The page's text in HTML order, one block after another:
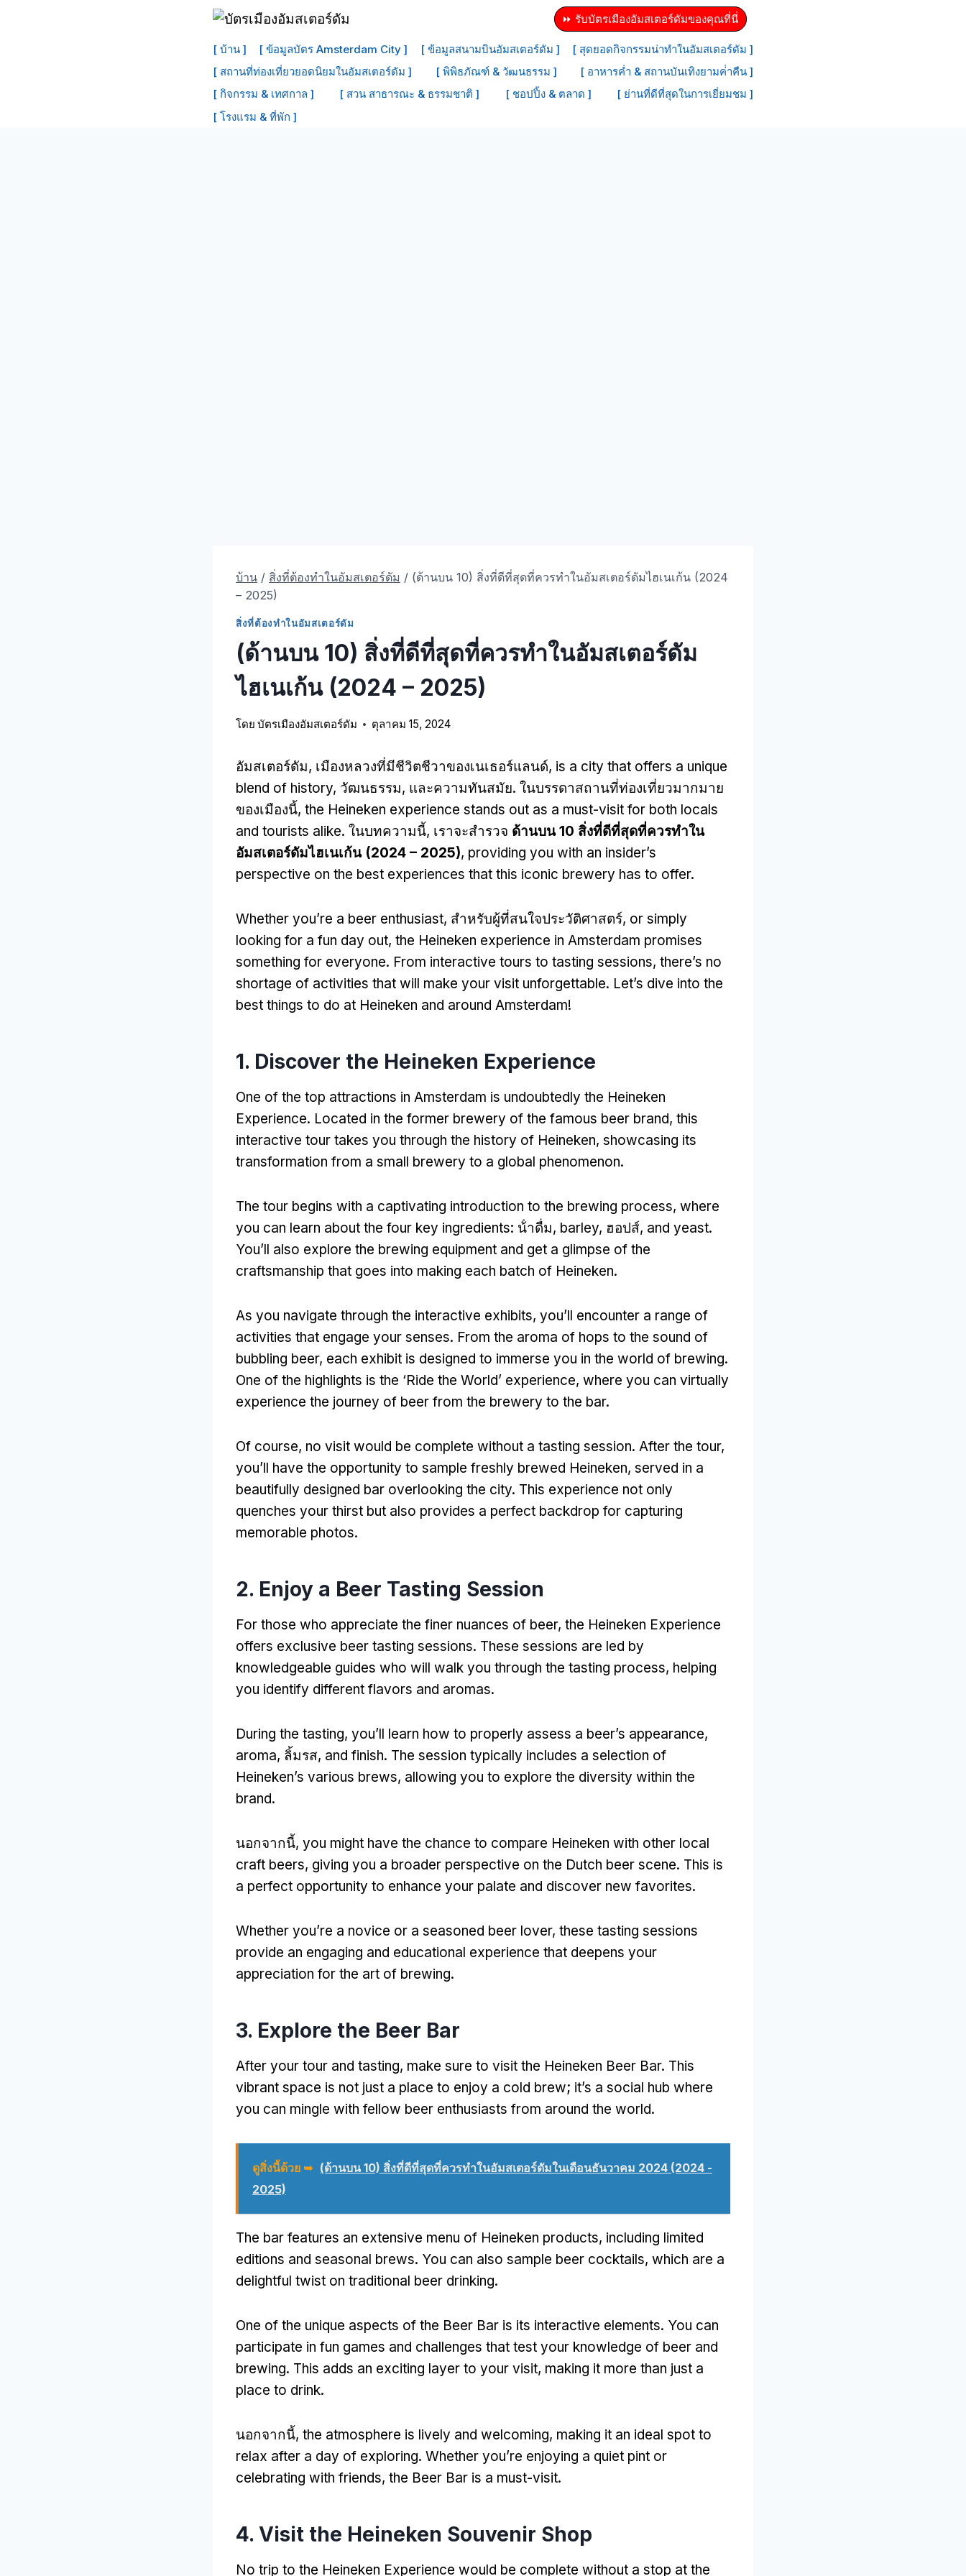
⏩ รับบัตรเมืองอัมสเตอร์ดัมของคุณที่นี่
[ บ้าน ] [ ข้อมูลบัตร Amsterdam City ] [ ข้อมูลสนามบินอัมสเตอร์ดัม ]
[ สุดยอดกิจกรรมน่าทําในอัมสเตอร์ดัม ]
[ สถานที่ท่องเที่ยวยอดนิยมในอัมสเตอร์ดัม ]
[ พิพิธภัณฑ์ & วัฒนธรรม ]
[ อาหารค่ำ & สถานบันเทิงยามค่ําคืน ]
[ กิจกรรม & เทศกาล ]
[ สวน สาธารณะ & ธรรมชาติ ] [ ชอปปิ้ง & ตลาด ]
[ ย่านที่ดีที่สุดในการเยี่ยมชม ]
[ โรงแรม & ที่พัก ]
บ้าน / สิ่งที่ต้องทําในอัมสเตอร์ดัม / (ด้านบน 10) สิ่งที่ดีที่สุดที่ควรทําในอัมสเตอร์ดัมไฮเนเก้น (2024
– 2025)
สิ่งที่ต้องทําในอัมสเตอร์ดัม
(ด้านบน 10) สิ่งที่ดีที่สุดที่ควรทําในอัมสเตอร์ดัม
ไฮเนเก้น (2024 – 2025)
โดย บัตรเมืองอัมสเตอร์ดัม ตุลาคม 15, 2024
อัมสเตอร์ดัม, เมืองหลวงที่มีชีวิตชีวาของเนเธอร์แลนด์, is a city that offers a unique
blend of history, วัฒนธรรม, และความทันสมัย. ในบรรดาสถานที่ท่องเที่ยวมากมาย
ของเมืองนี้, the Heineken experience stands out as a must-visit for both locals
and tourists alike. ในบทความนี้, เราจะสำรวจ ด้านบน 10 สิ่งที่ดีที่สุดที่ควรทําใน
อัมสเตอร์ดัมไฮเนเก้น (2024 – 2025), providing you with an insider’s
perspective on the best experiences that this iconic brewery has to offer.
Whether you’re a beer enthusiast, สำหรับผู้ที่สนใจประวัติศาสตร์, or simply
looking for a fun day out, the Heineken experience in Amsterdam promises
something for everyone. From interactive tours to tasting sessions, there’s no
shortage of activities that will make your visit unforgettable. Let’s dive into the
best things to do at Heineken and around Amsterdam!
1. Discover the Heineken Experience
One of the top attractions in Amsterdam is undoubtedly the Heineken
Experience. Located in the former brewery of the famous beer brand, this
interactive tour takes you through the history of Heineken, showcasing its
transformation from a small brewery to a global phenomenon.
The tour begins with a captivating introduction to the brewing process, where
you can learn about the four key ingredients: น้ําดื่ม, barley, ฮอปส์, and yeast.
You’ll also explore the brewing equipment and get a glimpse of the
craftsmanship that goes into making each batch of Heineken.
As you navigate through the interactive exhibits, you’ll encounter a range of
activities that engage your senses. From the aroma of hops to the sound of
bubbling beer, each exhibit is designed to immerse you in the world of brewing.
One of the highlights is the ‘Ride the World’ experience, where you can virtually
experience the journey of beer from the brewery to the bar.
Of course, no visit would be complete without a tasting session. After the tour,
you’ll have the opportunity to sample freshly brewed Heineken, served in a
beautifully designed bar overlooking the city. This experience not only
quenches your thirst but also provides a perfect backdrop for capturing
memorable photos.
2. Enjoy a Beer Tasting Session
For those who appreciate the finer nuances of beer, the Heineken Experience
offers exclusive beer tasting sessions. These sessions are led by
knowledgeable guides who will walk you through the tasting process, helping
you identify different flavors and aromas.
During the tasting, you’ll learn how to properly assess a beer’s appearance,
aroma, ลิ้มรส, and finish. The session typically includes a selection of
Heineken’s various brews, allowing you to explore the diversity within the
brand.
นอกจากนี้, you might have the chance to compare Heineken with other local
craft beers, giving you a broader perspective on the Dutch beer scene. This is
a perfect opportunity to enhance your palate and discover new favorites.
Whether you’re a novice or a seasoned beer lover, these tasting sessions
provide an engaging and educational experience that deepens your
appreciation for the art of brewing.
3. Explore the Beer Bar
After your tour and tasting, make sure to visit the Heineken Beer Bar. This
vibrant space is not just a place to enjoy a cold brew; it’s a social hub where
you can mingle with fellow beer enthusiasts from around the world.
ดูสิ่งนี้ด้วย ➥ (ด้านบน 10) สิ่งที่ดีที่สุดที่ควรทำในอัมสเตอร์ดัมในเดือนธันวาคม 2024 (2024 -
2025)
The bar features an extensive menu of Heineken products, including limited
editions and seasonal brews. You can also sample beer cocktails, which are a
delightful twist on traditional beer drinking.
One of the unique aspects of the Beer Bar is its interactive elements. You can
participate in fun games and challenges that test your knowledge of beer and
brewing. This adds an exciting layer to your visit, making it more than just a
place to drink.
นอกจากนี้, the atmosphere is lively and welcoming, making it an ideal spot to
relax after a day of exploring. Whether you’re enjoying a quiet pint or
celebrating with friends, the Beer Bar is a must-visit.
4. Visit the Heineken Souvenir Shop
No trip to the Heineken Experience would be complete without a stop at the